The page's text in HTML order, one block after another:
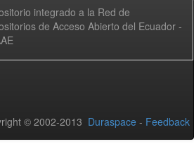
integrado a la Red de
de Acceso Abierto del Ecuador -
© 2002-2013 Duraspace - Feedback